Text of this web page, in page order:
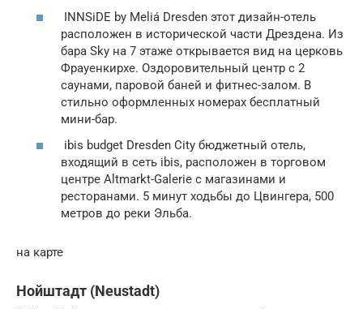
INNSiDE by Meliá Dresden этот дизайн-отель
расположен в исторической части Дрездена. Из
бара Sky на 7 этаже открывается вид на церковь
Фрауенкирхе. Оздоровительный центр с 2
саунами, паровой баней и фитнес-залом. В
стильно оформленных номерах бесплатный
мини-бар.
ibis budget Dresden City бюджетный отель,
входящий в сеть ibis, расположен в торговом
центре Altmarkt-Galerie с магазинами и
ресторанами. 5 минут ходьбы до Цвингера, 500
метров до реки Эльба.
на карте
Нойштадт (Neustadt)